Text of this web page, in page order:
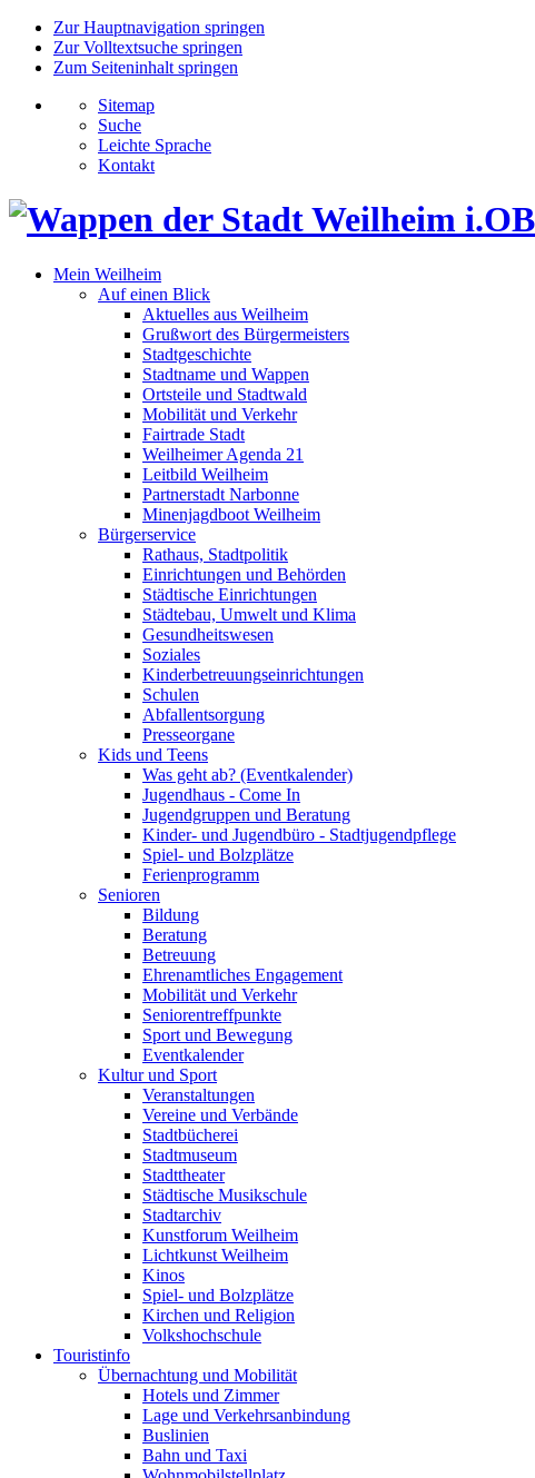
Zur Hauptnavigation springen
Zur Volltextsuche springen
Zum Seiteninhalt springen
Sitemap
Suche
Leichte Sprache
Kontakt
Mein Weilheim
Auf einen Blick
Aktuelles aus Weilheim
Grußwort des Bürgermeisters
Stadtgeschichte
Stadtname und Wappen
Ortsteile und Stadtwald
Mobilität und Verkehr
Fairtrade Stadt
Weilheimer Agenda 21
Leitbild Weilheim
Partnerstadt Narbonne
Minenjagdboot Weilheim
Bürgerservice
Rathaus, Stadtpolitik
Einrichtungen und Behörden
Städtische Einrichtungen
Städtebau, Umwelt und Klima
Gesundheitswesen
Soziales
Kinderbetreuungseinrichtungen
Schulen
Abfallentsorgung
Presseorgane
Kids und Teens
Was geht ab? (Eventkalender)
Jugendhaus - Come In
Jugendgruppen und Beratung
Kinder- und Jugendbüro - Stadtjugendpflege
Spiel- und Bolzplätze
Ferienprogramm
Senioren
Bildung
Beratung
Betreuung
Ehrenamtliches Engagement
Mobilität und Verkehr
Seniorentreffpunkte
Sport und Bewegung
Eventkalender
Kultur und Sport
Veranstaltungen
Vereine und Verbände
Stadtbücherei
Stadtmuseum
Stadttheater
Städtische Musikschule
Stadtarchiv
Kunstforum Weilheim
Lichtkunst Weilheim
Kinos
Spiel- und Bolzplätze
Kirchen und Religion
Volkshochschule
Touristinfo
Übernachtung und Mobilität
Hotels und Zimmer
Lage und Verkehrsanbindung
Buslinien
Bahn und Taxi